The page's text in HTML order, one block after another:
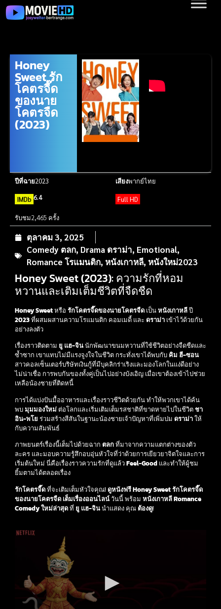
Honey
Sweet รัก
โคตรจี๊ด
ของนาย
โคตรจืด
(2023)
ปีที่ฉาย2023 เสียงพากย์ไทย
IMDb 6.4 Full HD
รับชม2,465 ครั้ง
ตุลาคม 3, 2025
Comedy ตลก, Drama ดราม่า, Emotional,
Romance โรแมนติก, หนังเกาหลี, หนังใหม่2023
Honey Sweet (2023): ความรักที่หอม
หวานและเติมเต็มชีวิตที่จืดชืด
Honey Sweetหรือ รักโคตรจี๊ดของนายโคตรจืด เป็นหนังเกาหลีปี
2023ที่ผสมผสานความโรแมนติก คอมเมดี้ และ ดราม่า เข้าไว้ด้วยกัน
อย่างลงตัว
เรื่องราวติดตาม ยู แฮ-จินนักพัฒนาขนมหวานที่ใช้ชีวิตอย่างจืดชืดและ
ซ้ำซาก เขาแทบไม่มีแรงจูงใจในชีวิต กระทั่งเขาได้พบกับ คิม ฮี-ซอน
สาวคอลเซ็นเตอร์บริษัทเงินกู้ที่มีบุคลิกร่าเริงและมองโลกในแง่ดีอย่าง
ไม่น่าเชื่อ การพบกันของทั้งคู่เป็นไปอย่างบังเอิญ เมื่อเขาต้องเข้าไปช่วย
เหลือน้องชายที่ติดหนี้
การได้แบ่งปันมื้ออาหารและเรื่องราวชีวิตด้วยกัน ทำให้พวกเขาได้ค้น
พบมุมมองใหม่ ต่อโลกและเริ่มเติมเต็มรสชาติที่ขาดหายไปในชีวิต ชา
อิน-พโย ร่วมสร้างสีสันในฐานะน้องชายเจ้าปัญหาที่เพิ่มปม ดราม่าให้
กับความสัมพันธ์
ภาพยนตร์เรื่องนี้เต็มไปด้วยฉาก ตลกที่มาจากความแตกต่างของตัว
ละคร และมอบความรู้สึกอบอุ่นหัวใจที่ว่าด้วยการเยียวยาจิตใจและการ
เริ่มต้นใหม่ นี่คือเรื่องราวความรักที่ดูแล้วFeel-Good และทำให้ผู้ชม
ยิ้มตามได้ตลอดเรื่อง
รักโคตรจี๊ดที่จะเติมเต็มหัวใจคุณ! ดูหนังฟรีHoney Sweet รักโคตรจี๊ด
ของนายโคตรจืด เต็มเรื่องออนไลน์วันนี้ พร้อม หนังเกาหลี Romance
Comedy ใหม่ล่าสุดที่ ยู แฮ-จินนำแสดง คุณ ต้องดู!